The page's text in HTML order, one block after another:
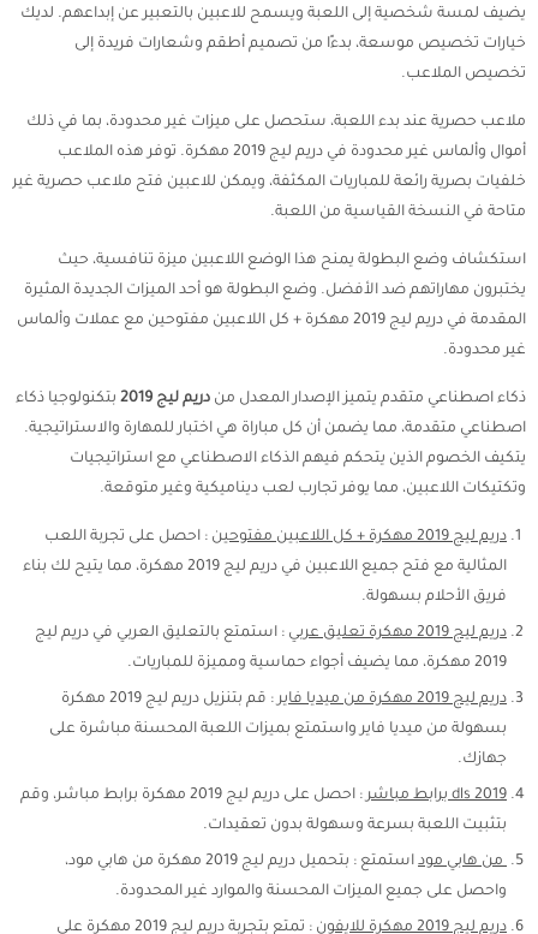
يضيف لمسة شخصية إلى اللعبة ويسمح للاعبين بالتعبير عن إبداعهم. لديك
خيارات تخصيص موسعة، بدءًا من تصميم أطقم وشعارات فريدة إلى
تخصيص الملاعب.
ملاعب حصرية عند بدء اللعبة، ستحصل على ميزات غير محدودة، بما في ذلك
أموال وألماس غير محدودة في دريم ليج 2019 مهكرة. توفر هذه الملاعب
خلفيات بصرية رائعة للمباريات المكثفة، ويمكن للاعبين فتح ملاعب حصرية غير
متاحة في النسخة القياسية من اللعبة.
استكشاف وضع البطولة يمنح هذا الوضع اللاعبين ميزة تنافسية، حيث
يختبرون مهاراتهم ضد الأفضل. وضع البطولة هو أحد الميزات الجديدة المثيرة
المقدمة في دريم ليج 2019 مهكرة + كل اللاعبين مفتوحين مع عملات وألماس
غير محدودة.
ذكاء اصطناعي متقدم يتميز الإصدار المعدل من دريم ليج 2019
بتكنولوجيا ذكاء
اصطناعي متقدمة، مما يضمن أن كل مباراة هي اختبار للمهارة والاستراتيجية.
يتكيف الخصوم الذين يتحكم فيهم الذكاء الاصطناعي مع استراتيجيات
وتكتيكات اللاعبين، مما يوفر تجارب لعب ديناميكية وغير متوقعة.
دريم ليج 2019 مهكرة + كل اللاعبين مفتوحين
: احصل على تجربة اللعب
المثالية مع فتح جميع اللاعبين في دريم ليج 2019 مهكرة، مما يتيح لك بناء
فريق الأحلام بسهولة.
دريم ليج 2019 مهكرة تعليق عربي
: استمتع بالتعليق العربي في دريم ليج
2019 مهكرة، مما يضيف أجواء حماسية ومميزة للمباريات.
دريم ليج 2019 مهكرة من ميديا فاير
: قم بتنزيل دريم ليج 2019 مهكرة
بسهولة من ميديا فاير واستمتع بميزات اللعبة المحسنة مباشرة على
جهازك.
dls 2019 برابط مباشر
: احصل على دريم ليج 2019 مهكرة برابط مباشر، وقم
بتثبيت اللعبة بسرعة وسهولة بدون تعقيدات.
من هابي مود
استمتع : بتحميل دريم ليج 2019 مهكرة من هابي مود،
واحصل على جميع الميزات المحسنة والموارد غير المحدودة.
دريم ليج 2019 مهكرة للايفون : تمتع بتجربة دريم ليج 2019 مهكرة على